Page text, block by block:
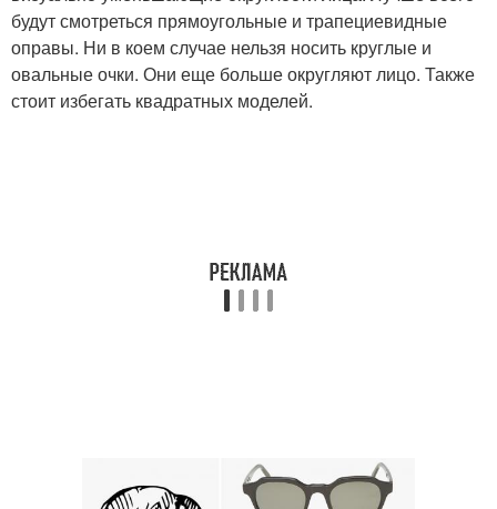
будут смотреться прямоугольные и трапециевидные
оправы. Ни в коем случае нельзя носить круглые и
овальные очки. Они еще больше округляют лицо. Также
стоит избегать квадратных моделей.